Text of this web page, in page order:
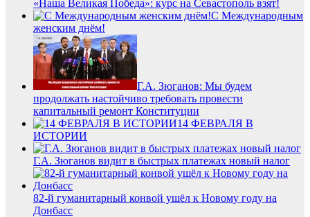
«Наша Великая Победа»: курс на Севастополь взят!
С Международным
женским днём!
Г.А. Зюганов: Мы будем
продолжать настойчиво требовать провести
капитальный ремонт Конституции
14 ФЕВРАЛЯ В
ИСТОРИИ
Г.А. Зюганов видит в быстрых платежах новый налог
82-й гуманитарный конвой ушёл к Новому году на
Донбасс